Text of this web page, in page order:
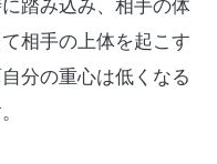
踏み込み、相手の体
相手の上体を起こす
分の重心は低くなる